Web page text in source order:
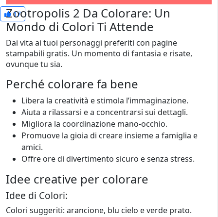
17
Zootropolis 2 Da Colorare: Un
Mondo di Colori Ti Attende
Dai vita ai tuoi personaggi preferiti con pagine
stampabili gratis. Un momento di fantasia e risate,
ovunque tu sia.
Perché colorare fa bene
Libera la creatività e stimola l’immaginazione.
Aiuta a rilassarsi e a concentrarsi sui dettagli.
Migliora la coordinazione mano-occhio.
Promuove la gioia di creare insieme a famiglia e
amici.
Offre ore di divertimento sicuro e senza stress.
Idee creative per colorare
Idee di Colori:
Colori suggeriti: arancione, blu cielo e verde prato.